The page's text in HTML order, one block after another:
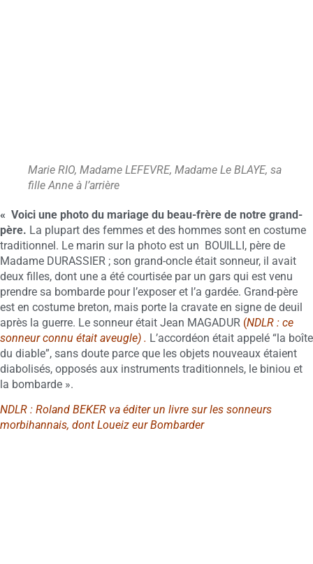
Marie RIO, Madame LEFEVRE, Madame Le BLAYE, sa
fille Anne à l’arrière
« Voici une photo du mariage du beau-frère de notre grand-
père. La plupart des femmes et des hommes sont en costume
traditionnel. Le marin sur la photo est un BOUILLI, père de
Madame DURASSIER ; son grand-oncle était sonneur, il avait
deux filles, dont une a été courtisée par un gars qui est venu
prendre sa bombarde pour l’exposer et l’a gardée. Grand-père
est en costume breton, mais porte la cravate en signe de deuil
après la guerre. Le sonneur était Jean MAGADUR (NDLR : ce
sonneur connu était aveugle) . L’accordéon était appelé “la boîte
du diable”, sans doute parce que les objets nouveaux étaient
diabolisés, opposés aux instruments traditionnels, le biniou et
la bombarde ».
NDLR : Roland BEKER va éditer un livre sur les sonneurs
morbihannais, dont Loueiz eur Bombarder